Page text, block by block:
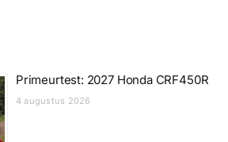
Primeurtest: 2027 Honda CRF450R
4 augustus 2026